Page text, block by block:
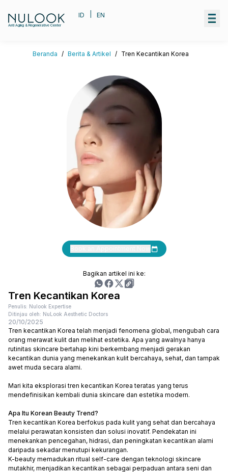
Anti Aging & Regenerative Center
ID EN
Beranda / Berita & Artikel / Tren Kecantikan Korea
Bagikan artikel ini ke:
Tren Kecantikan Korea
Penulis: Nulook Expertise
Ditinjau oleh: NuLook Aesthetic Doctors
20/10/2025
Tren kecantikan Korea telah menjadi fenomena global, mengubah cara
orang merawat kulit dan melihat estetika. Apa yang awalnya hanya
rutinitas skincare bertahap kini berkembang menjadi gerakan
kecantikan dunia yang menekankan kulit bercahaya, sehat, dan tampak
awet muda secara alami.
Mari kita eksplorasi tren kecantikan Korea teratas yang terus
mendefinisikan kembali dunia skincare dan estetika modern.
Apa Itu Korean Beauty Trend?
Tren kecantikan Korea berfokus pada kulit yang sehat dan bercahaya
melalui perawatan konsisten dan solusi inovatif. Pendekatan ini
menekankan pencegahan, hidrasi, dan peningkatan kecantikan alami
daripada sekadar menutupi kekurangan.
K-beauty memadukan ritual self-care dengan teknologi skincare
mutakhir, menjadikan kecantikan sebagai perpaduan antara seni dan